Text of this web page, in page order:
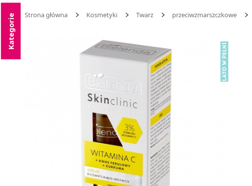
Strona główna Kosmetyki Twarz przeciwzmarszczkowe
Kategorie